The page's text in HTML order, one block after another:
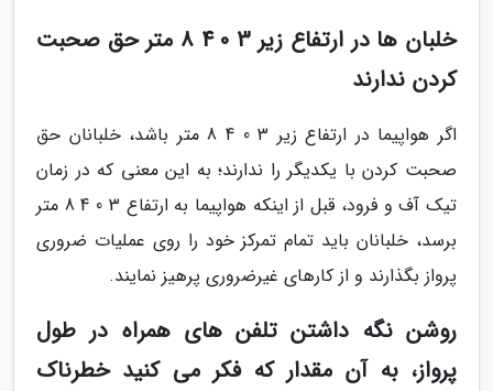
خلبان ها در ارتفاع زیر 3 0 4 8 متر حق صحبت
کردن ندارند
اگر هواپیما در ارتفاع زیر 3 0 4 8 متر باشد، خلبانان حق
صحبت کردن با یکدیگر را ندارند؛ به این معنی که در زمان
تیک آف و فرود، قبل از اینکه هواپیما به ارتفاع 3 0 4 8 متر
برسد، خلبانان باید تمام تمرکز خود را روی عملیات ضروری
پرواز بگذارند و از کارهای غیرضروری پرهیز نمایند.
روشن نگه داشتن تلفن های همراه در طول
پرواز، به آن مقدار که فکر می کنید خطرناک